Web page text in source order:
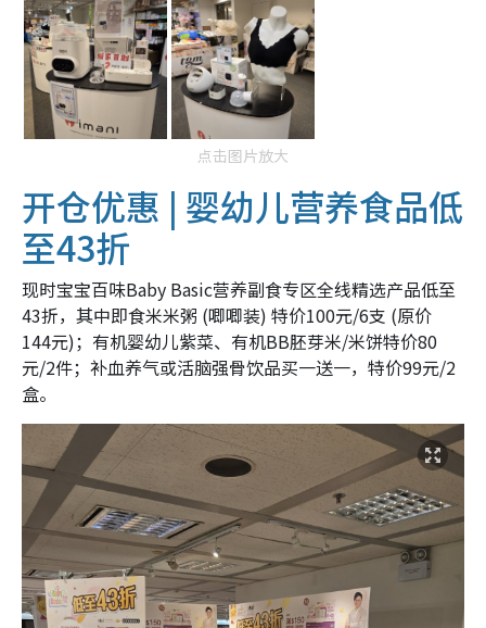
点击图片放大
开仓优惠 | 婴幼儿营养食品低
至43折
现时宝宝百味Baby Basic营养副食专区全线精选产品低至
43折，其中即食米米粥 (唧唧装) 特价100元/6支 (原价
144元)；有机婴幼儿紫菜、有机BB胚芽米/米饼特价80
元/2件；补血养气或活脑强骨饮品买一送一，特价99元/2
盒。